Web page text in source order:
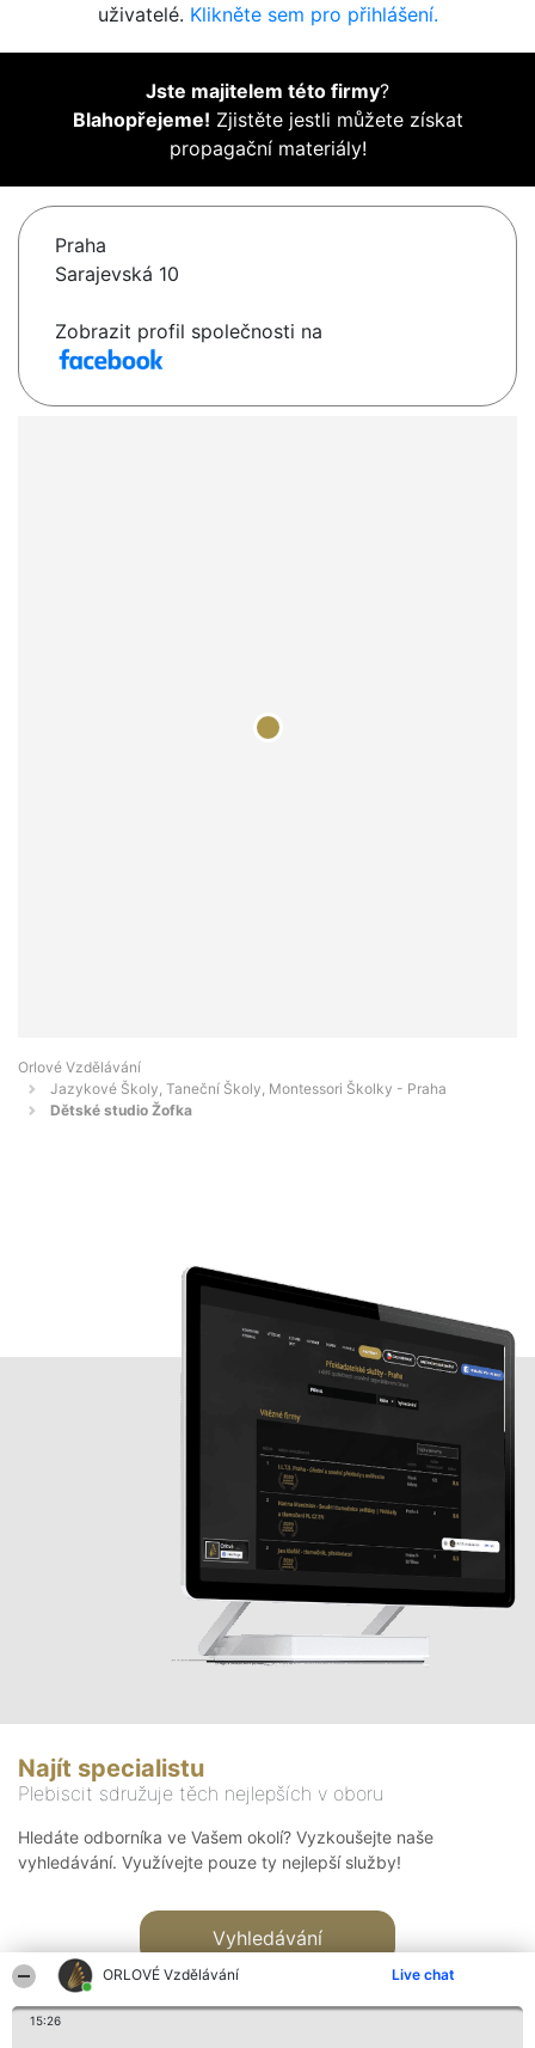
ORLOVÉ Vzdělávání Live chat
15:26
uživatelé. Klikněte sem pro přihlášení.
Jste majitelem této firmy?
Blahopřejeme! Zjistěte jestli můžete získat
propagační materiály!
Praha
Sarajevská 10
Zobrazit profil společnosti na
Orlové Vzdělávání
Jazykové Školy, Taneční Školy, Montessori Školky - Praha
Dětské studio Žofka
Najít specialistu
Plebiscit sdružuje těch nejlepších v oboru
Hledáte odborníka ve Vašem okolí? Vyzkoušejte naše
vyhledávání. Využívejte pouze ty nejlepší služby!
Vyhledávání